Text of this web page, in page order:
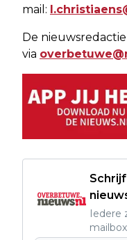
mail:
De
via
Iedere
mailbox